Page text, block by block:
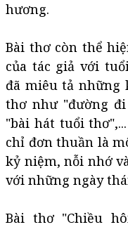
hương.
Bài thơ còn thể
của tác giả với
đã miêu tả những
thơ như "đường
"bài hát tuổi
chỉ đơn thuần là
kỷ niệm, nỗi nhớ
với những ngày
Bài thơ "Chiều